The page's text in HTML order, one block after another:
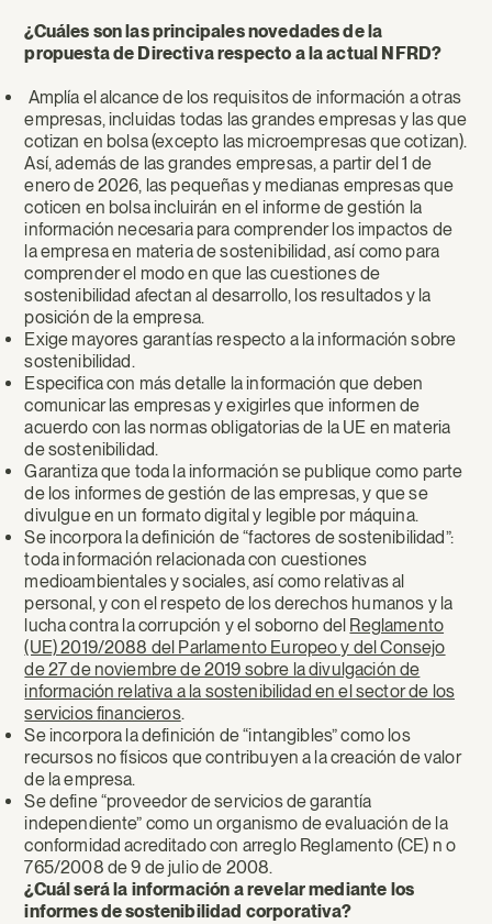
¿Cuáles son las principales novedades de la
propuesta de Directiva respecto a la actual NFRD?
Amplía el alcance de los requisitos de información a otras
empresas, incluidas todas las grandes empresas y las que
cotizan en bolsa (excepto las microempresas que cotizan).
Así, además de las grandes empresas, a partir del 1 de
enero de 2026, las pequeñas y medianas empresas que
coticen en bolsa incluirán en el informe de gestión la
información necesaria para comprender los impactos de
la empresa en materia de sostenibilidad, así como para
comprender el modo en que las cuestiones de
sostenibilidad afectan al desarrollo, los resultados y la
posición de la empresa.
Exige mayores garantías respecto a la información sobre
sostenibilidad.
Especifica con más detalle la información que deben
comunicar las empresas y exigirles que informen de
acuerdo con las normas obligatorias de la UE en materia
de sostenibilidad.
Garantiza que toda la información se publique como parte
de los informes de gestión de las empresas, y que se
divulgue en un formato digital y legible por máquina.
Se incorpora la definición de “factores de sostenibilidad”:
toda información relacionada con cuestiones
medioambientales y sociales, así como relativas al
personal, y con el respeto de los derechos humanos y la
lucha contra la corrupción y el soborno del Reglamento
(UE) 2019/2088 del Parlamento Europeo y del Consejo
de 27 de noviembre de 2019 sobre la divulgación de
información relativa a la sostenibilidad en el sector de los
servicios financieros.
Se incorpora la definición de “intangibles” como los
recursos no físicos que contribuyen a la creación de valor
de la empresa.
Se define “proveedor de servicios de garantía
independiente” como un organismo de evaluación de la
conformidad acreditado con arreglo Reglamento (CE) n o
765/2008 de 9 de julio de 2008.
¿Cuál será la información a revelar mediante los
informes de sostenibilidad corporativa?